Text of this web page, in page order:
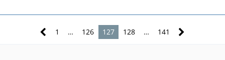
1 … 126 127 128 … 141